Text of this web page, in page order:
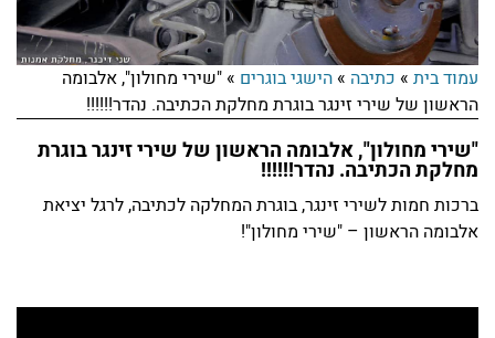
עמוד בית » כתיבה »הישגי בוגרים »"שירי מחולון", אלבומה
הראשון של שירי זינגר בוגרת מחלקת הכתיבה. נהדר!!!!!!
"שירי מחולון", אלבומה הראשון של שירי זינגר בוגרת
מחלקת הכתיבה. נהדר!!!!!!
ברכות חמות לשירי זינגר, בוגרת המחלקה לכתיבה, לרגל יציאת
אלבומה הראשון – "שירי מחולון"!